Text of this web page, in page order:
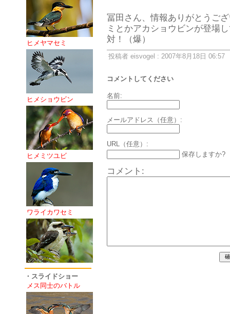
ヒメヤマセミ
ヒメショウビン
ヒメミツユビ
ワライカワセミ
・スライドショー
メス同士のバトル
冨田さん、情報ありがとうご
ミとかアカショウビンが登場
対！（爆）
投稿者 eisvogel : 2007年8月18日 06:57
コメントしてください
名前:
メールアドレス（任意）:
URL（任意）:
保存しますか?
コメント: